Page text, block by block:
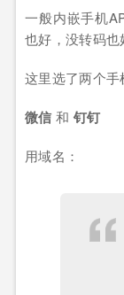
一般内嵌手机
也好，没转码
这里选了两个手
微信 和 钉钉
用域名：